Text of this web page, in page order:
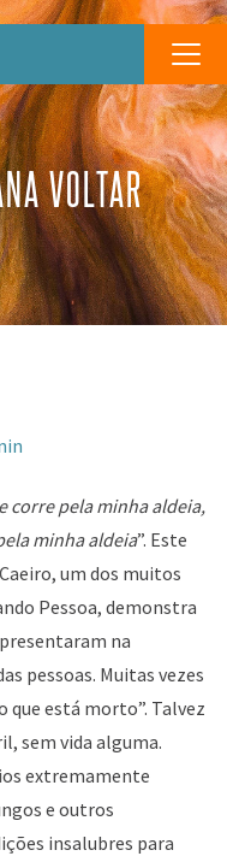
VOLTAR
corre pela minha aldeia,
minha aldeia”. Este
um dos muitos
Pessoa, demonstra
na
pessoas. Muitas vezes
que está morto”. Talvez
sem vida alguma.
extremamente
e outros
insalubres para